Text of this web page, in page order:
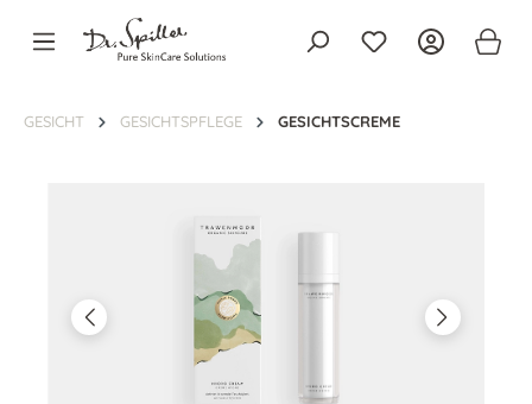
springen
GESICHT GESICHTSPFLEGE GESICHTSCREME